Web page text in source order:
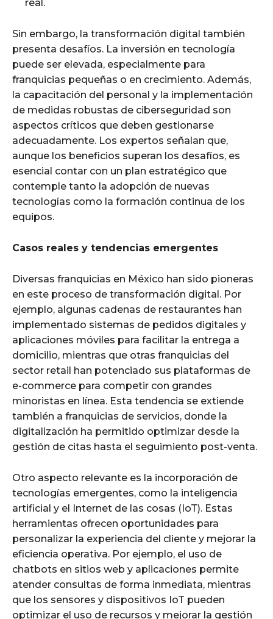
real.
Sin embargo, la transformación digital también
presenta desafíos. La inversión en tecnología
puede ser elevada, especialmente para
franquicias pequeñas o en crecimiento. Además,
la capacitación del personal y la implementación
de medidas robustas de ciberseguridad son
aspectos críticos que deben gestionarse
adecuadamente. Los expertos señalan que,
aunque los beneficios superan los desafíos, es
esencial contar con un plan estratégico que
contemple tanto la adopción de nuevas
tecnologías como la formación continua de los
equipos.
Casos reales y tendencias emergentes
Diversas franquicias en México han sido pioneras
en este proceso de transformación digital. Por
ejemplo, algunas cadenas de restaurantes han
implementado sistemas de pedidos digitales y
aplicaciones móviles para facilitar la entrega a
domicilio, mientras que otras franquicias del
sector retail han potenciado sus plataformas de
e-commerce para competir con grandes
minoristas en línea. Esta tendencia se extiende
también a franquicias de servicios, donde la
digitalización ha permitido optimizar desde la
gestión de citas hasta el seguimiento post-venta.
Otro aspecto relevante es la incorporación de
tecnologías emergentes, como la inteligencia
artificial y el Internet de las cosas (IoT). Estas
herramientas ofrecen oportunidades para
personalizar la experiencia del cliente y mejorar la
eficiencia operativa. Por ejemplo, el uso de
chatbots en sitios web y aplicaciones permite
atender consultas de forma inmediata, mientras
que los sensores y dispositivos IoT pueden
optimizar el uso de recursos y mejorar la gestión